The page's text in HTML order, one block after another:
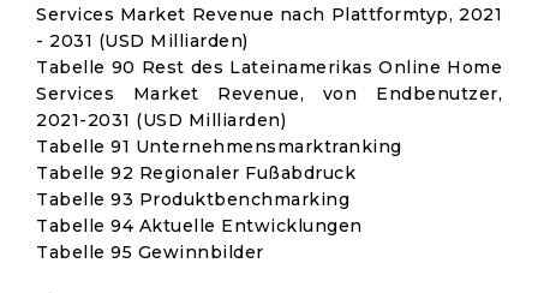
Services Market Revenue nach Plattformtyp, 2021
- 2031 (USD Milliarden)
Tabelle 90 Rest des Lateinamerikas Online Home
Services Market Revenue, von Endbenutzer,
2021-2031 (USD Milliarden)
Tabelle 91 Unternehmensmarktranking
Tabelle 92 Regionaler Fußabdruck
Tabelle 93 Produktbenchmarking
Tabelle 94 Aktuelle Entwicklungen
Tabelle 95 Gewinnbilder